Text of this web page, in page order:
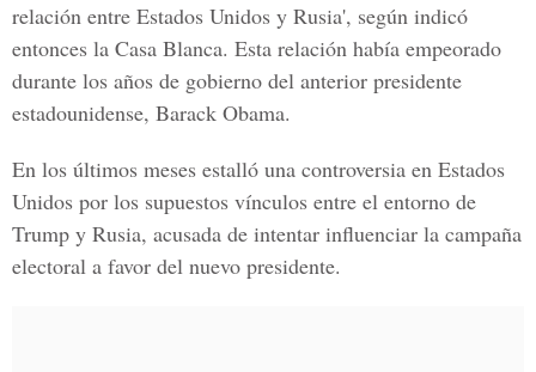
relación entre Estados Unidos y Rusia', según indicó
entonces la Casa Blanca. Esta relación había empeorado
durante los años de gobierno del anterior presidente
estadounidense, Barack Obama.
En los últimos meses estalló una controversia en Estados
Unidos por los supuestos vínculos entre el entorno de
Trump y Rusia, acusada de intentar influenciar la campaña
electoral a favor del nuevo presidente.